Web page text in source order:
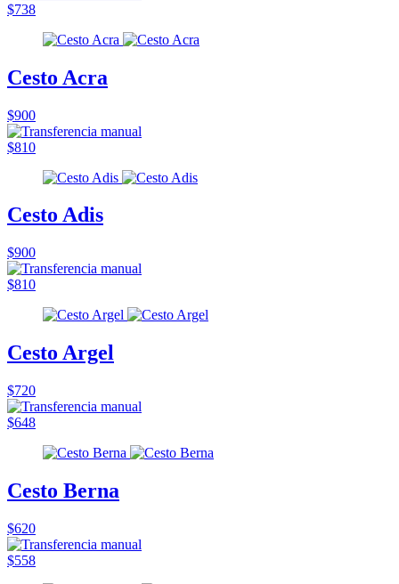
$738
Cesto Acra
$900
$810
Cesto Adis
$900
$810
Cesto Argel
$720
$648
Cesto Berna
$620
$558